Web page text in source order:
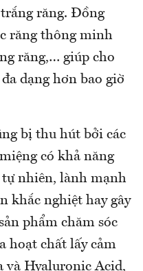
răng. Đồng
răng thông minh
răng,… giúp cho
dạng hơn bao giờ
bị thu hút bởi các
có khả năng
tự nhiên, lành mạnh
khắc nghiệt hay gây
phẩm chăm sóc
hoạt chất lấy cảm
và Hyaluronic Acid,